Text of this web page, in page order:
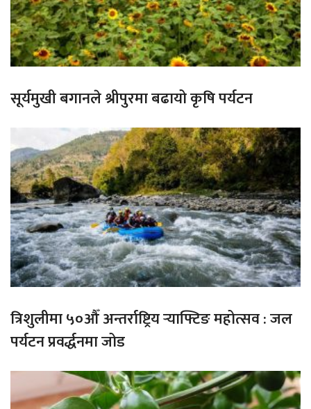
सूर्यमुखी बगानले श्रीपुरमा बढायो कृषि पर्यटन
त्रिशुलीमा ५०औँ अन्तर्राष्ट्रिय र्‍याफ्टिङ महोत्सव : जल
पर्यटन प्रवर्द्धनमा जोड